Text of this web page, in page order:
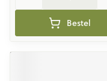
Bestel